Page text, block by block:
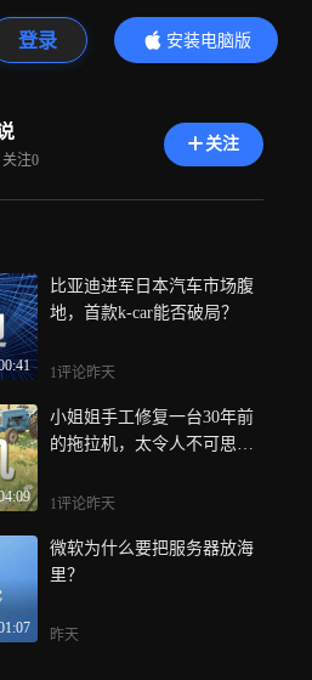
登录
安装电脑版
内容更精彩
关注0
关注
比亚迪进军日本汽车市场腹
地，首款k-car能否破局？
1评论昨天
小姐姐手工修复一台30年前
的拖拉机，太令人不可思议
1评论昨天
微软为什么要把服务器放海
里？
昨天